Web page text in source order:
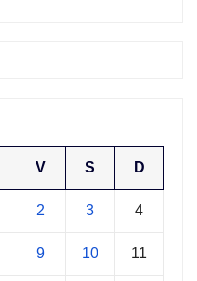
V S D
2 3 4
9 10 11